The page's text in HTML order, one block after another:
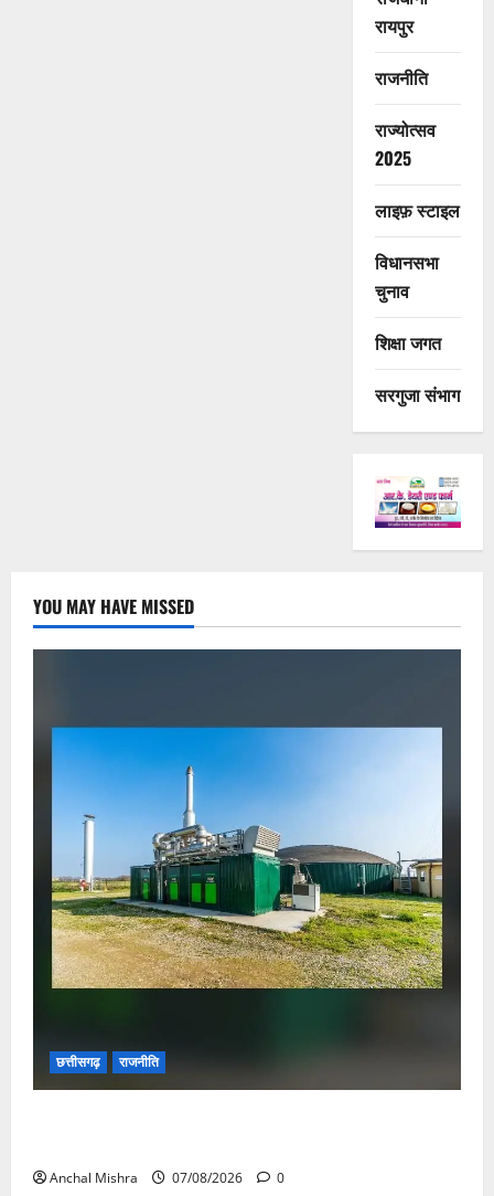
रायपुर
राजनीति
राज्योत्सव
2025
लाइफ़ स्टाइल
विधानसभा
चुनाव
शिक्षा जगत
सरगुजा संभाग
YOU MAY HAVE MISSED
छत्तीसगढ़ राजनीति
Anchal Mishra 07/08/2026 0